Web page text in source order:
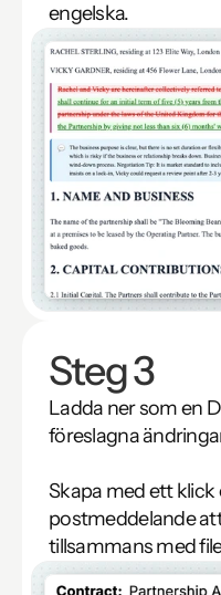
engelska.
Steg 3
Ladda ner som en
föreslagna
Skapa med ett
postmeddelande
tillsammans med